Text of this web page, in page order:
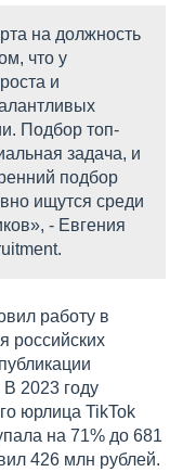
на должность
что у
и
Подбор топ-
задача, и
подбор
ищутся среди
- Евгения
работу в
российских
В 2023 году
юрлица TikTok
на 71% до 681
426 млн рублей.